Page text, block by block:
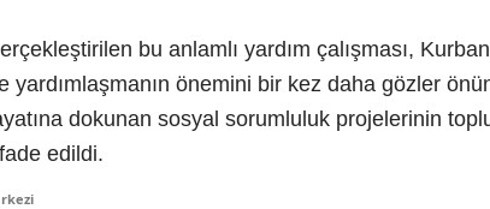
bu anlamlı yardım çalışması,
yardımlaşmanın önemini bir kez daha gözler
dokunan sosyal sorumluluk projelerinin
edildi.